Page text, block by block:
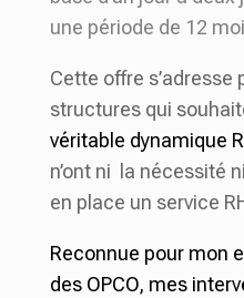
une période de 12
Cette offre
structures qui
véritable dynamique
n’ont ni la nécessité
en place un service
Reconnue pour mon
des OPCO, mes